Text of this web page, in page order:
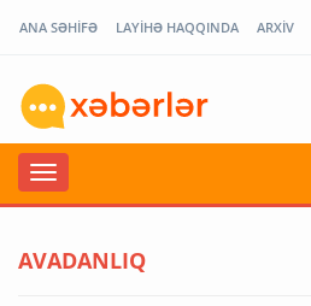
ANA SƏHİFƏ LAYİHƏ HAQQINDA ARXİV
AVADANLIQ